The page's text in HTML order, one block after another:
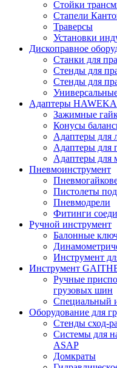
Стойки
Стапели
Траверсы
Установки
Дископравное
Станки для
Стенды для
Стенды для
Адаптеры HAWEKA
Зажимные
Конусы
Адаптеры для
Адаптеры для
Адаптеры для
Пневмоинструмент
Пистолеты
Пневмодрели
Фитинги
Ручной инструмент
Балонные
Инструмент
Инструмент
Ручные
грузовых шин
Специальный
Оборудование для
Стенды сход-
Системы для
ASAP
Домкраты